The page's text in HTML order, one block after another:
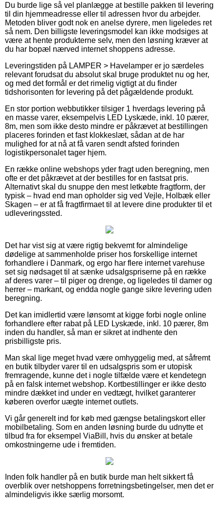
Du burde lige så vel planlægge at bestille pakken til levering
til din hjemmeadresse eller til adressen hvor du arbejder.
Metoden bliver godt nok en anelse dyrere, men ligeledes ret
så nem. Den billigste leveringsmodel kan ikke modsiges at
være at hente produkterne selv, men den løsning kræver at
du har bopæl nærved internet shoppens adresse.
Leveringstiden på LAMPER > Havelamper er jo særdeles
relevant forudsat du absolut skal bruge produktet nu og her,
og med det formål er det rimelig vigtigt at du finder
tidshorisonten for levering på det pågældende produkt.
En stor portion webbutikker tilsiger 1 hverdags levering på
en masse varer, eksempelvis LED Lyskæde, inkl. 10 pærer,
8m, men som ikke desto mindre er påkrævet at bestillingen
placeres forinden et fast klokkeslæt, sådan at de har
mulighed for at nå at få varen sendt afsted forinden
logistikpersonalet tager hjem.
En række online webshops yder fragt uden beregning, men
ofte er det påkrævet at der bestilles for en fastsat pris.
Alternativt skal du snuppe den mest letkøbte fragtform, der
typisk – hvad end man opholder sig ved Vejle, Holbæk eller
Skagen – er at få fragtfirmaet til at levere dine produkter til et
udleveringssted.
Det har vist sig at være rigtig bekvemt for almindelige
dødelige at sammenholde priser hos forskellige internet
forhandlere i Danmark, og ergo har flere internet varehuse
set sig nødsaget til at sænke udsalgspriserne på en række
af deres varer – til piger og drenge, og ligeledes til damer og
herrer – markant, og endda nogle gange sikre levering uden
beregning.
Det kan imidlertid være lønsomt at kigge forbi nogle online
forhandlere efter rabat på LED Lyskæde, inkl. 10 pærer, 8m
inden du handler, så man er sikret at indhente den
prisbilligste pris.
Man skal lige meget hvad være omhyggelig med, at såfremt
en butik tilbyder varer til en udsalgspris som er utopisk
fremragende, kunne det i nogle tilfælde være et kendetegn
på en falsk internet webshop. Kortbestillinger er ikke desto
mindre dækket ind under en vedtægt, hvilket garanterer
køberen overfor uægte internet outlets.
Vi går generelt ind for køb med gængse betalingskort eller
mobilbetaling. Som en anden løsning burde du udnytte et
tilbud fra for eksempel ViaBill, hvis du ønsker at betale
omkostningerne ude i fremtiden.
Inden folk handler på en butik burde man helt sikkert få
overblik over netshoppens forretningsbetingelser, men det er
almindeligvis ikke særlig morsomt.